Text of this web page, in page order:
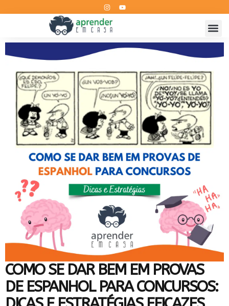
COMO SE DAR BEM EM PROVAS
DE ESPANHOL PARA CONCURSOS: